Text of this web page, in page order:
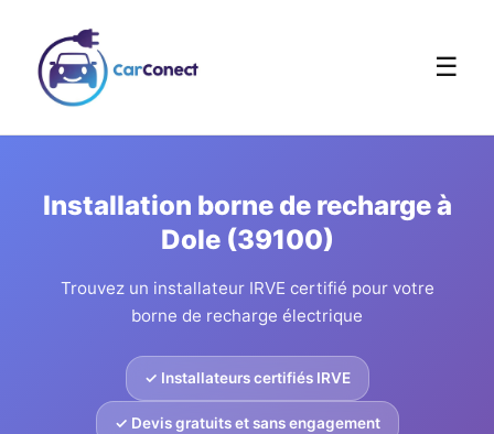
☰
Installation borne de recharge à
Dole (39100)
Trouvez un installateur IRVE certifié pour votre
borne de recharge électrique
✓ Installateurs certifiés IRVE
✓ Devis gratuits et sans engagement